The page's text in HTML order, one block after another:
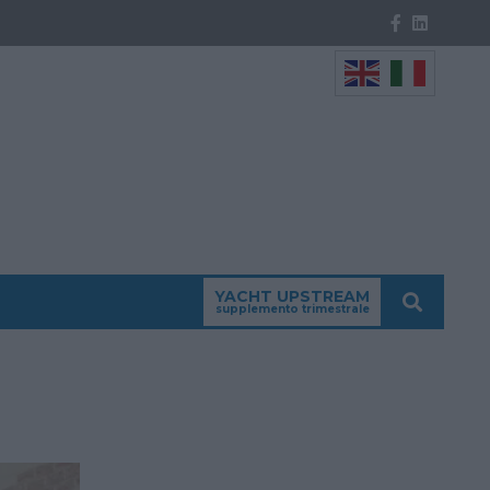
YACHT UPSTREAM
supplemento trimestrale